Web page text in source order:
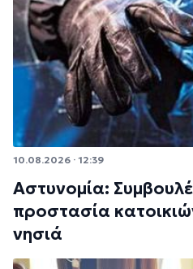
10.08.2026 · 12:39
Αστυνομία:
προστασία
νησιά